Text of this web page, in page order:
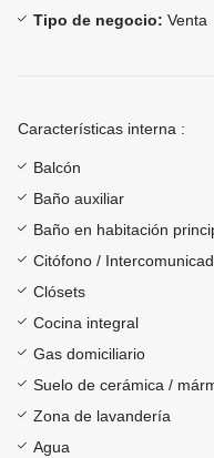
Tipo de negocio: Venta
Características interna :
Balcón
Baño auxiliar
Baño en habitación
Citófono /
Clósets
Cocina integral
Gas domiciliario
Suelo de cerámica /
Zona de lavandería
Agua